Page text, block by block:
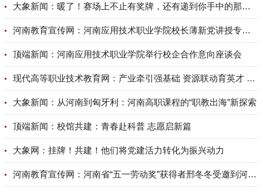
大象新闻：暖了！赛场上不止有奖牌，还有递到你手中的那瓶水……
河南教育宣传网：河南应用技术职业学院校长薄新党讲授专题思政课
顶端新闻：河南应用技术职业学院举行校企合作意向座谈会
现代高等职业技术教育网：产业牵引强基础 资源联动育英才 河南应用技术职业学院“M”型人才培养创新实践
大象新闻：从河南到匈牙利：河南高职课程的“职教出海”新探索
顶端新闻：校馆共建：青春赴科普 志愿启新篇
大象网：挂牌！共建！他们将党建活力转化为振兴动力
河南教育宣传网：河南省“五一劳动奖”获得者邢冬冬受邀到河南应用技术职业学院开展专题讲座